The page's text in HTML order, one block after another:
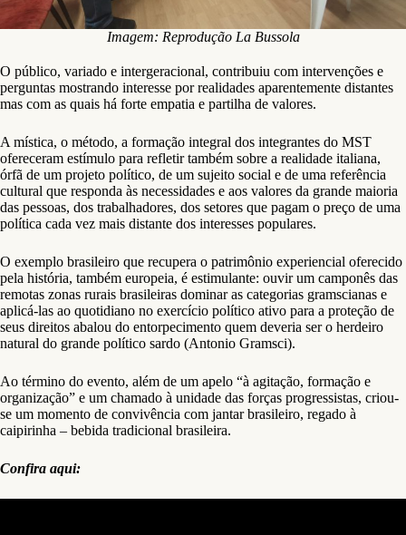
Imagem: Reprodução La Bussola
O público, variado e intergeracional, contribuiu com intervenções e
perguntas mostrando interesse por realidades aparentemente distantes
mas com as quais há forte empatia e partilha de valores.
A mística, o método, a formação integral dos integrantes do MST
ofereceram estímulo para refletir também sobre a realidade italiana,
órfã de um projeto político, de um sujeito social e de uma referência
cultural que responda às necessidades e aos valores da grande maioria
das pessoas, dos trabalhadores, dos setores que pagam o preço de uma
política cada vez mais distante dos interesses populares.
O exemplo brasileiro que recupera o patrimônio experiencial oferecido
pela história, também europeia, é estimulante: ouvir um camponês das
remotas zonas rurais brasileiras dominar as categorias gramscianas e
aplicá-las ao quotidiano no exercício político ativo para a proteção de
seus direitos abalou do entorpecimento quem deveria ser o herdeiro
natural do grande político sardo (Antonio Gramsci).
Ao término do evento, além de um apelo “à agitação, formação e
organização” e um chamado à unidade das forças progressistas, criou-
se um momento de convivência com jantar brasileiro, regado à
caipirinha – bebida tradicional brasileira.
Confira aqui: